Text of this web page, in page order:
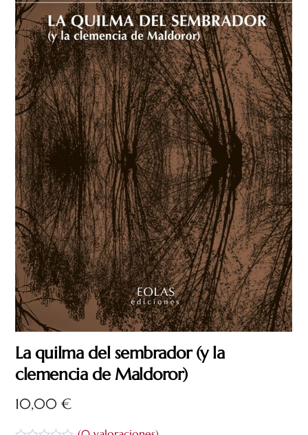
La quilma del sembrador (y la
clemencia de Maldoror)
10,00€